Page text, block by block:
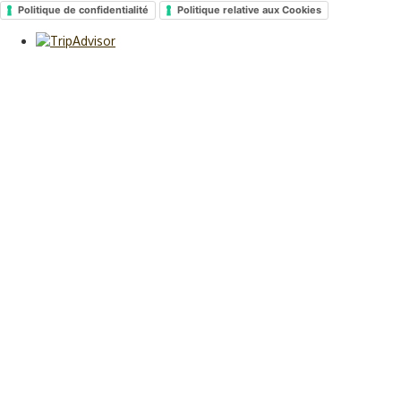
Politique de confidentialité Politique relative aux Cookies